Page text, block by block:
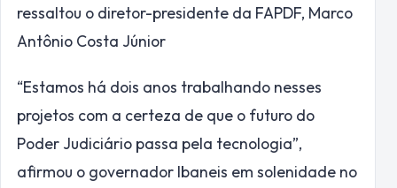
ressaltou o diretor-presidente da FAPDF, Marco
Antônio Costa Júnior
“Estamos há dois anos trabalhando nesses
projetos com a certeza de que o futuro do
Poder Judiciário passa pela tecnologia”,
afirmou o governador Ibaneis em solenidade no